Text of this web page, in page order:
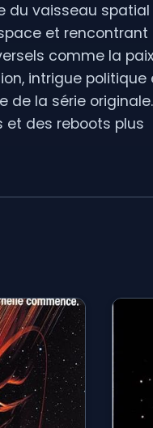
du vaisseau spatial
et rencontrant
comme la
intrigue politique
la série
et des reboots plus